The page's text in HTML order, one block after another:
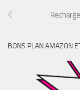
BONS PLAN AMAZON